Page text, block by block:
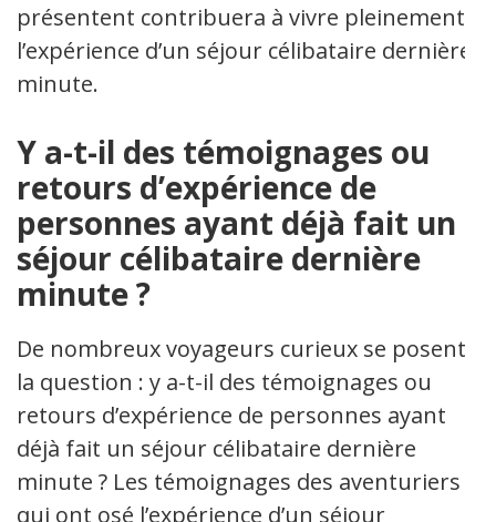
présentent contribuera à vivre pleinement
l’expérience d’un séjour célibataire dernière
minute.
Y a-t-il des témoignages ou
retours d’expérience de
personnes ayant déjà fait un
séjour célibataire dernière
minute ?
De nombreux voyageurs curieux se posent
la question : y a-t-il des témoignages ou
retours d’expérience de personnes ayant
déjà fait un séjour célibataire dernière
minute ? Les témoignages des aventuriers
qui ont osé l’expérience d’un séjour